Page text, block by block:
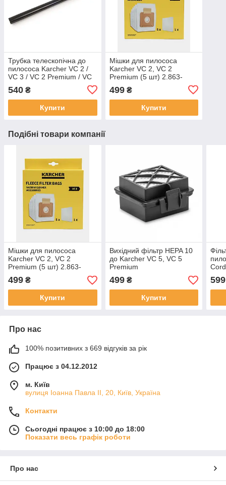
Трубка телескопічна до
пилососа Karcher VC 2 /
VC 3 / VC 2 Premium / VC
540 ₴
Купити
Мішки для пилососа
Karcher VC 2, VC 2
Premium (5 шт) 2.863-
499₴
Купити
Подібні товари компанії
Мішки для пилососа
Karcher VC 2, VC 2
Premium (5 шт) 2.863-
236.0
499 ₴
Купити
Вихідний фільтр HEPA 10
до Karcher VC 5, VC 5
Premium
499₴
Купити
599
Про нас
100% позитивних з 669 відгуків за рік
Працює з 04.12.2012
м. Київ
вулиця Іоанна Павла ІІ, 20, Київ, Україна
Контакти
Сьогодні працює з 10:00 до 18:00
Показати весь графік роботи
Про нас